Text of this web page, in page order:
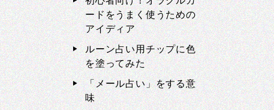
ードをうまく使うための
アイディア
ルーン占い用チップに色
を塗ってみた
「メール占い」をする意
味